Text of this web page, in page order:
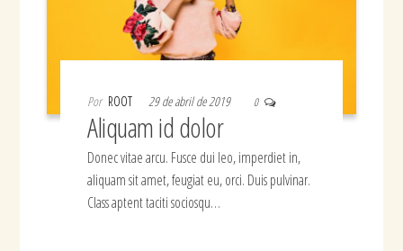
Por ROOT 29 de abril de 2019 0
Aliquam id dolor
Donec vitae arcu. Fusce dui leo, imperdiet in,
aliquam sit amet, feugiat eu, orci. Duis pulvinar.
Class aptent taciti sociosqu…